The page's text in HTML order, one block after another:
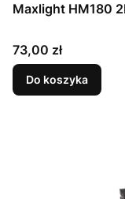
Maxlight HM180
Cena
73,00 zł
Do koszyka